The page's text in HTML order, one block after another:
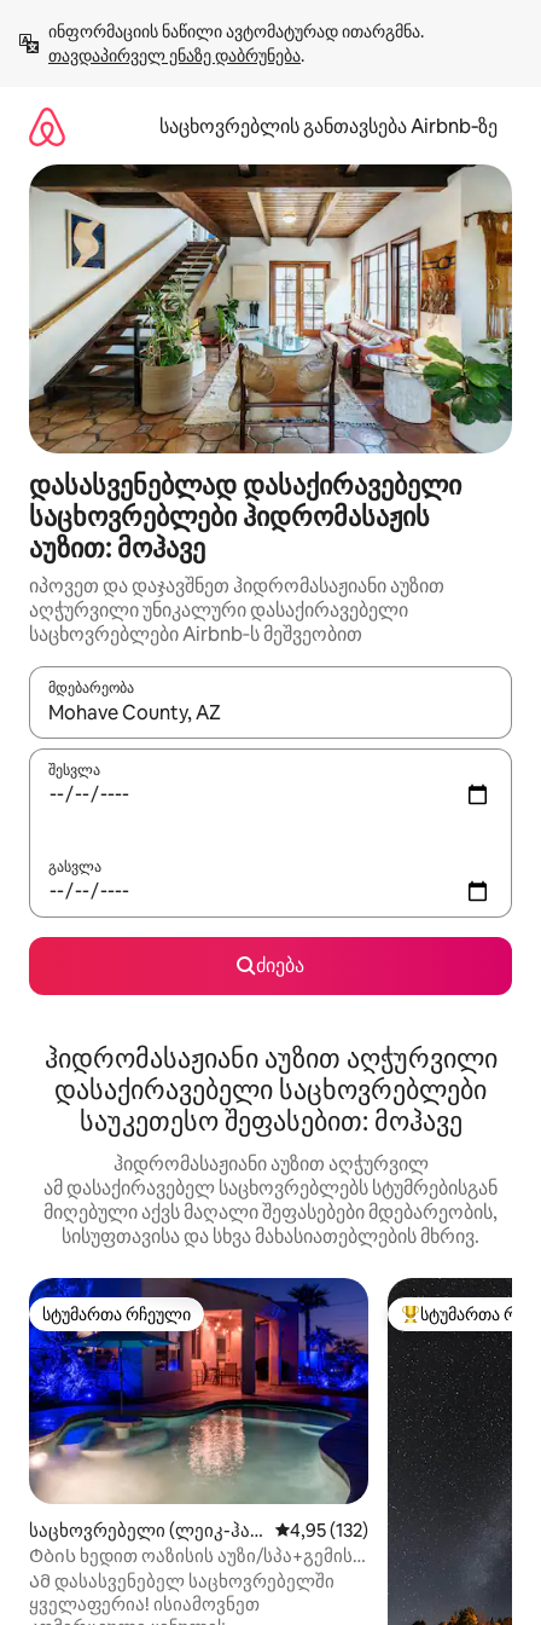
გადასვლა
თავდაპირველ ენაზე დაბრუნება.
საცხოვრებლის განთავსება Airbnb‑ზე
დასასვენებლად დასაქირავებელი
საცხოვრებლები ჰიდრომასაჟის
აუზით: მოჰავე
იპოვეთ და დაჯავშნეთ ჰიდრომასაჟიანი აუზით
აღჭურვილი უნიკალური დასაქირავებელი
საცხოვრებლები Airbnb‑ს მეშვეობით
მდებარეობა
როცა შედეგები ხელმისაწვდომი გახდება, ნავიგაციისთვის
შესვლა
გასვლა
ძიება
ჰიდრომასაჟიანი აუზით აღჭურვილი
დასაქირავებელი საცხოვრებლები
საუკეთესო შეფასებით: მოჰავე
ჰიდრომასაჟიანი აუზით აღჭურვილ
ამ დასაქირავებელ საცხოვრებლებს სტუმრებისგან
მიღებული აქვს მაღალი შეფასებები მდებარეობის,
სისუფთავისა და სხვა მახასიათებლების მხრივ.
სტუმართა რჩეული
სტუმართა რჩეული
საცხოვრებელი (ლეიკ-ჰავ
ასუ-სიტი)
საშუალო შეფასებაა 5‑დან
4,95 (132)
Ტბის ხედით ოაზისის აუზი/სპა+გემის
ავტოფარეხი+ყინულის აპარატი
Ამ დასასვენებელ საცხოვრებელში
ყველაფერია! ისიამოვნეთ
სტუმართა
სტუმართა